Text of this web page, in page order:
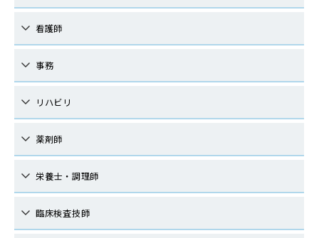
看護師
事務
リハビリ
薬剤師
栄養士・調理師
臨床検査技師